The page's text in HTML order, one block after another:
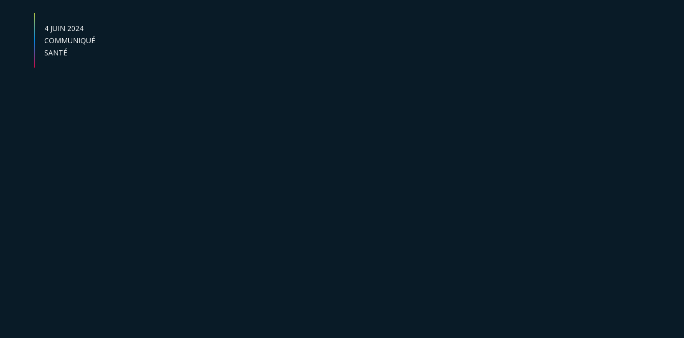
DATE DE PUBLICATION :
4 JUIN 2024
Catégories :
COMMUNIQUÉ
Secteur :
SANTÉ